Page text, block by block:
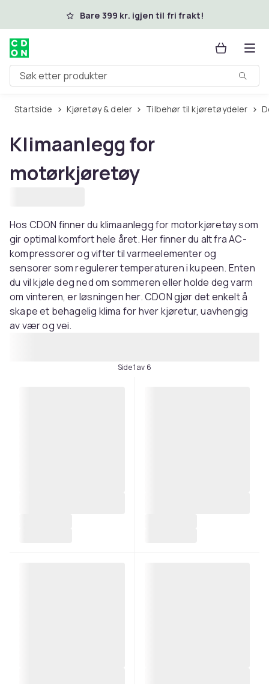
Hopp til hovedinnholdBare 399 kr. igjen til fri frakt!
Søk etter produkter
Startside Kjøretøy & deler Tilbehør til kjøretøydeler
Klimaanlegg for
motørkjøretøy
Hos CDON finner du klimaanlegg for motorkjøretøy som
gir optimal komfort hele året. Her finner du alt fra AC-
kompressorer og vifter til varmeelementer og
sensorer som regulerer temperaturen i kupeen. Enten
du vil kjøle deg ned om sommeren eller holde deg varm
om vinteren, er løsningen her. CDON gjør det enkelt å
skape et behagelig klima for hver kjøretur, uavhengig
av vær og vei.
Side 1 av 6